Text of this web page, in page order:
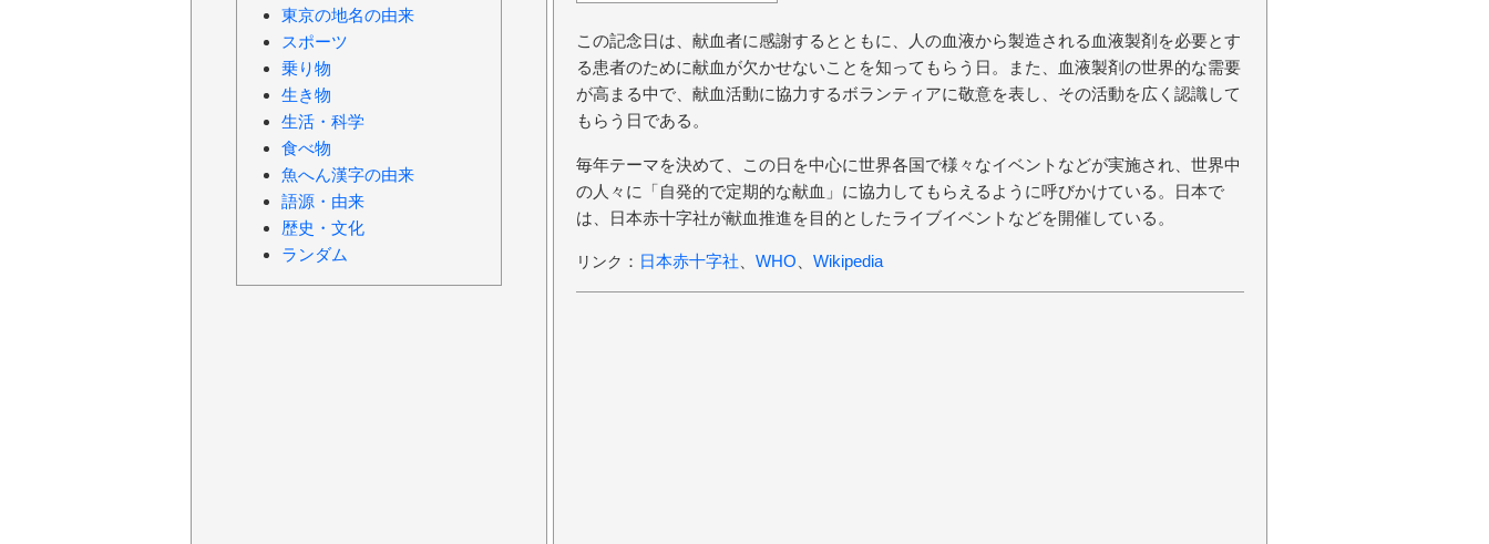
この記念日は、献血者に感謝するとともに、人の血液から製造される血液製剤を必要とす
る患者のために献血が欠かせないことを知ってもらう日。また、血液製剤の世界的な需要
が高まる中で、献血活動に協力するボランティアに敬意を表し、その活動を広く認識して
もらう日である。
毎年テーマを決めて、この日を中心に世界各国で様々なイベントなどが実施され、世界中
の人々に「自発的で定期的な献血」に協力してもらえるように呼びかけている。日本で
は、日本赤十字社が献血推進を目的としたライブイベントなどを開催している。
リンク ： 日本赤十字社 WHO Wikipedia
東京の地名の由来
スポーツ
乗り物
生き物
生活・科学
食べ物
魚へん漢字の由来
語源・由来
歴史・文化
ランダム